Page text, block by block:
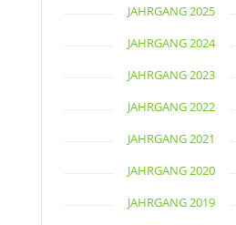
JAHRGANG 2025
JAHRGANG 2024
JAHRGANG 2023
JAHRGANG 2022
JAHRGANG 2021
JAHRGANG 2020
JAHRGANG 2019